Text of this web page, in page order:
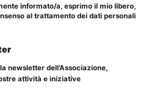
informato/a, esprimo il mio libero,
al trattamento dei dati personali
newsletter dell'Associazione,
attività e iniziative